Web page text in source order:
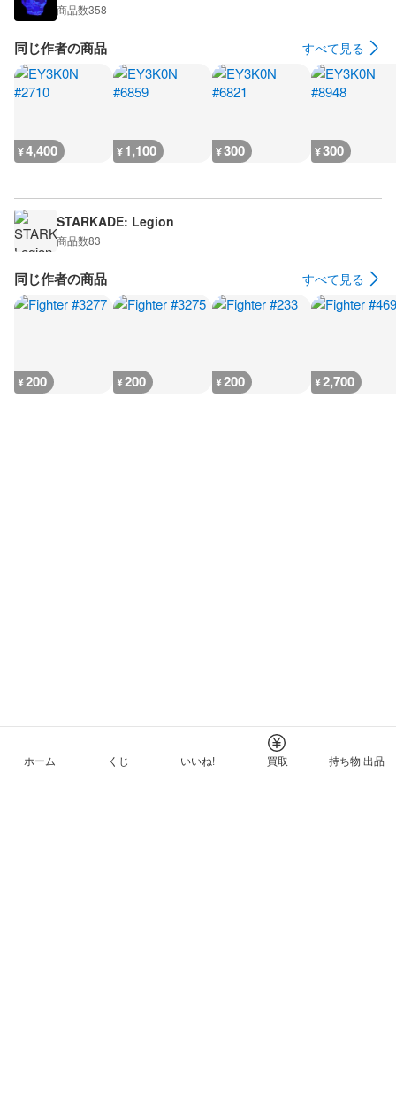
商品数358
同じ作者の商品 すべて見る
¥4,400 ¥1,100 ¥300 ¥300
STARKADE: Legion
商品数83
同じ作者の商品 すべて見る
¥200 ¥200 ¥200 ¥2,700
ホーム くじ いいね! 買取 持ち物 出品